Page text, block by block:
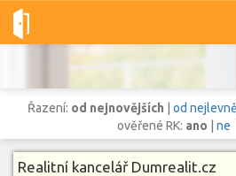
Dobré-nemovitosti.cz
Řazení: od nejnovějších od
ověřené RK: ano ne
Realitní kancelář Dumrealit.cz